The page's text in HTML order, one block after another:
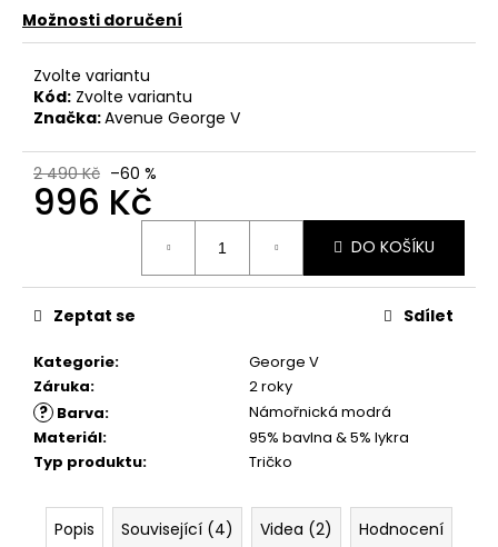
Možnosti doručení
Zvolte variantu
Kód: Zvolte variantu
Značka:Avenue George V
2 490 Kč –60 %
996 Kč
DO KOŠÍKU
Kategorie:
George V
Záruka: 2 roky
? Barva:
Námořnická modrá
Materiál:
95% bavlna & 5% lykra
Typ produktu: Tričko
Zeptat se Sdílet
Popis Související (4) Videa (2)
Hodnocení
r
u
u
m
e
YAKUZA
TSB27018
WINNERS
BLACK
667,50
Kč
Původně:
890
Kč